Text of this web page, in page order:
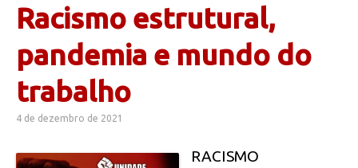
Racismo estrutural,
pandemia e mundo do
trabalho
4 de dezembro de 2021
RACISMO